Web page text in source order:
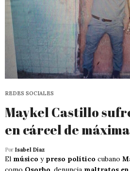
REDES SOCIALES
Maykel Castillo
en cárcel de
Por Isabel Díaz
El músico y preso político cubano